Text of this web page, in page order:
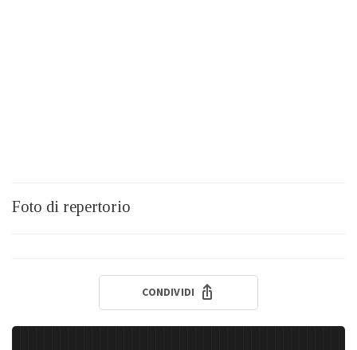
Foto di repertorio
CONDIVIDI